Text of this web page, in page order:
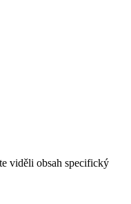
viděli obsah specifický